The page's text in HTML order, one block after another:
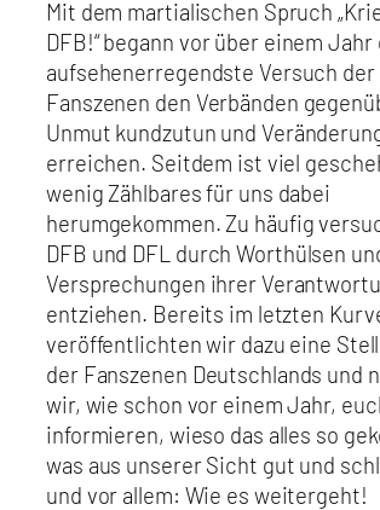
Mit dem martialischen Spruch
DFB!“ begann vor über einem
aufsehenerregendste Versuch
Fanszenen den Verbänden
Unmut kundzutun und
erreichen. Seitdem ist viel
wenig Zählbares für uns dabei
herumgekommen. Zu häufig
DFB und DFL durch Worthülsen
Versprechungen ihrer
entziehen. Bereits im letzten
veröffentlichten wir dazu eine
der Fanszenen Deutschlands und
wir, wie schon vor einem Jahr,
informieren, wieso das alles so
was aus unserer Sicht gut und
und vor allem: Wie es weitergeht!